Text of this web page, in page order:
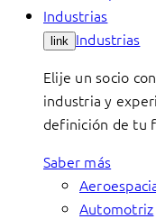
Industrias
link Industrias
Elije un socio
industria y
definición de tu
Saber más
Automotriz